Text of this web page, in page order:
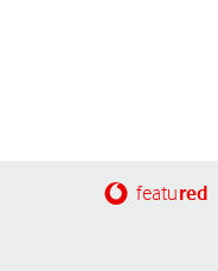
featured